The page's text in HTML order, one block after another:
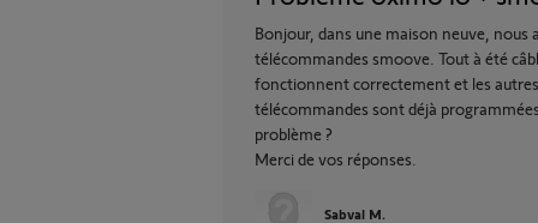
Bonjour, dans une maison neuve,
télécommandes smoove. Tout à été
fonctionnent correctement et les
télécommandes sont déjà
problème ?
Merci de vos réponses.
Sabval M.